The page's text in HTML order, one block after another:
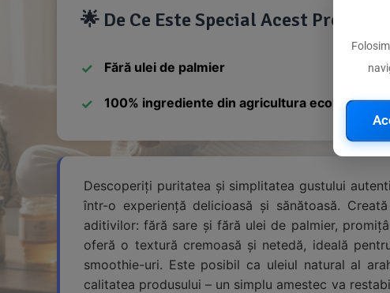
🌟 De Ce Este Special Acest Produs
Fără ulei de palmier
100% ingrediente din agricultura ecologică
Descoperiți puritatea și simplitatea gustului
într-o experiență delicioasă și sănătoasă.
aditivilor: fără sare și fără ulei de palmier,
oferă o textură cremoasă și netedă, ideală
smoothie-uri. Este posibil ca uleiul natural al
calitatea produsului – un simplu amestec va